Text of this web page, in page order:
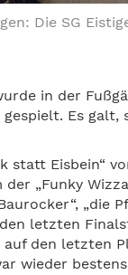
Die SG
in der
gespielt. Es
statt Eisbein“
„Funky
„die
letzten
den letzten
wieder